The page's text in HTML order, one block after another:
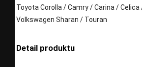
Toyota Corolla / Camry / Carina /
Volkswagen Sharan / Touran
Detail produktu